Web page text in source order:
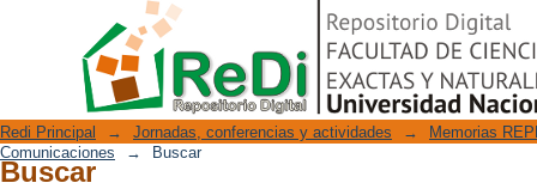
Repositorio Digital
Redi Principal → Jornadas, conferencias y actividades →
Memorias
Comunicaciones
→ Buscar
Buscar